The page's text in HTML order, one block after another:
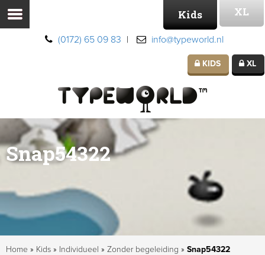
(0172) 65 09 83 | info@typeworld.nl
Kids XL
KIDS XL
Snap54322
Home » Kids » Individueel » Zonder begeleiding » Snap54322